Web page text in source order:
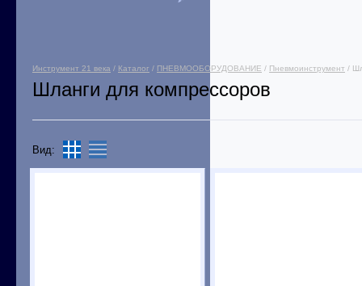
Инструмент 21 века / Каталог / ПНЕВМООБОРУДОВАНИЕ / Пневмоинструмент /
Шланги для компрессоров
Вид: